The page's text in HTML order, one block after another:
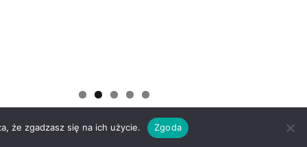
że zgadzasz się na ich użycie. Zgoda